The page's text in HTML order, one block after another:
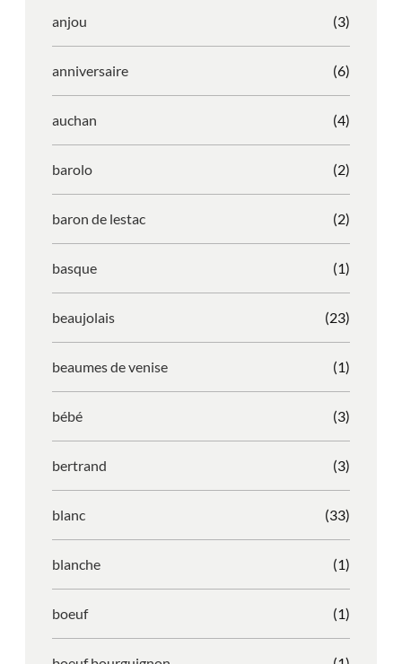
anjou (3)
anniversaire (6)
auchan (4)
barolo (2)
baron de lestac (2)
basque (1)
beaujolais (23)
beaumes de venise (1)
bébé (3)
bertrand (3)
blanc (33)
blanche (1)
boeuf (1)